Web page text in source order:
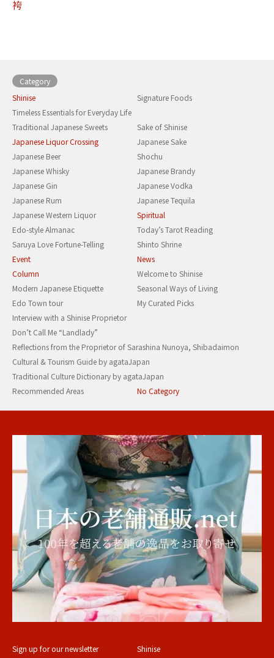
袴
Category
Shinise
Signature Foods
Timeless Essentials for Everyday Life
Traditional Japanese Sweets
Sake of Shinise
Japanese Liquor Crossing
Japanese Sake
Japanese Beer
Shochu
Japanese Whisky
Japanese Brandy
Japanese Gin
Japanese Vodka
Japanese Rum
Japanese Tequila
Japanese Western Liquor
Spiritual
Edo-style Almanac
Today’s Tarot Reading
Saruya Love Fortune-Telling
Shinto Shrine
Event
News
Column
Welcome to Shinise
Modern Japanese Etiquette
Seasonal Ways of Living
Edo Town tour
My Curated Picks
Interview with a Shinise Proprietor
Don’t Call Me “Landlady”
Reflections from the Proprietor of Sarashina Nunoya, Shibadaimon
Cultural & Tourism Guide by agataJapan
Traditional Culture Dictionary by agataJapan
Recommended Areas
No Category
Sign up for our newsletter
Shinise